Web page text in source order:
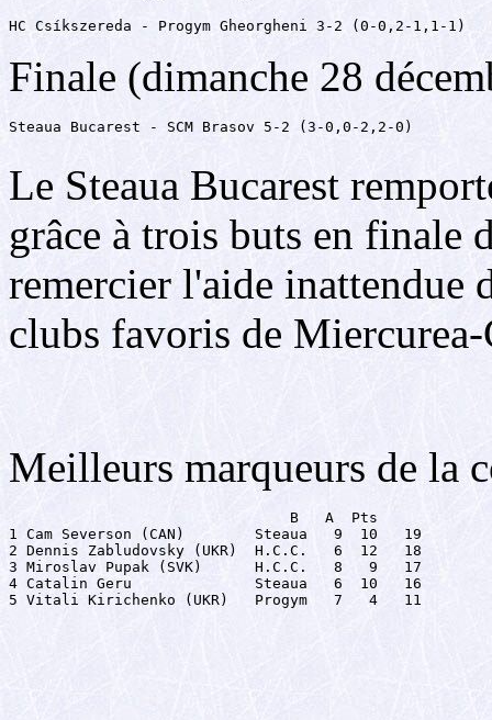
HC Csíkszereda - Progym Gheorgheni 3-2 (0-0,2-1,1-1)
Finale (dimanche 28
Steaua Bucarest - SCM Brasov 5-2 (3-0,0-2,2-0)
Le Steaua Bucarest
grâce à trois buts en finale
remercier l'aide inattendue
clubs favoris de
Meilleurs marqueurs de la
                                B   A  Pts
1 Cam Severson (CAN)        Steaua   9  10   19
2 Dennis Zabludovsky (UKR)  H.C.C.   6  12   18
3 Miroslav Pupak (SVK)      H.C.C.   8   9   17
4 Catalin Geru              Steaua   6  10   16
5 Vitali Kirichenko (UKR)   Progym   7   4   11